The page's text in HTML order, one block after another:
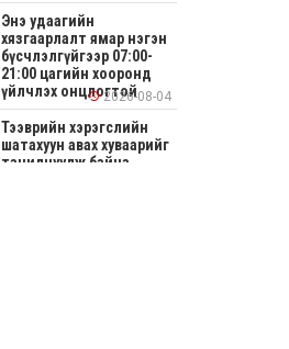
Энэ удаагийн
хязгаарлалт ямар нэгэн
бүсчлэлгүйгээр 07:00-
21:00 цагийн хооронд
үйлчлэх онцлогтой2026-08-04
Тээврийн хэрэгслийн
шатахуун авах хуваарийг
танилцуулж байна